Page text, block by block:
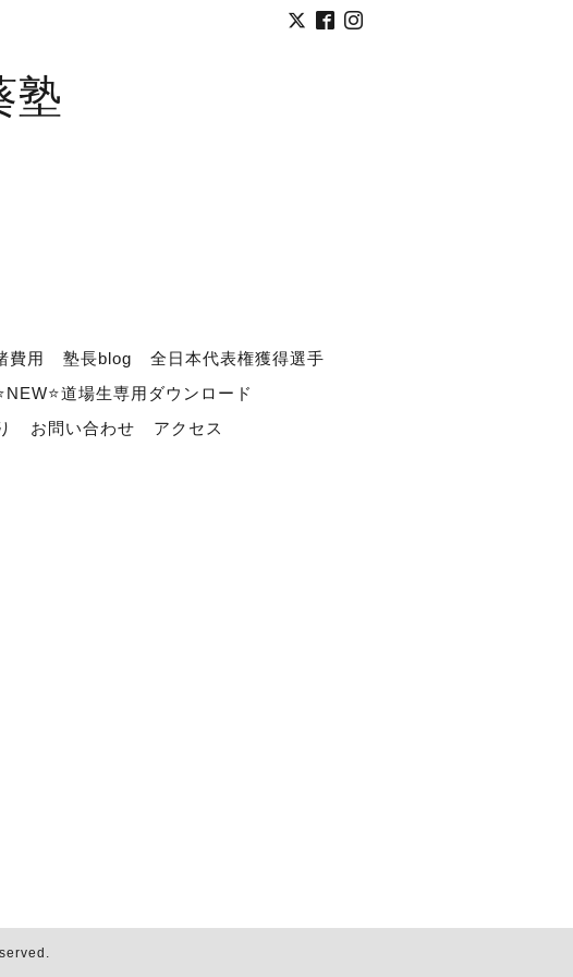
塾
費用 塾長blog
全日本代表権獲得選手
道場生専用ダウンロード
お問い合わせ アクセス